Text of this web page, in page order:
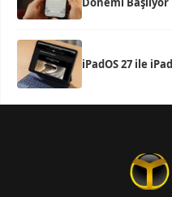
iPadOS 27 ile